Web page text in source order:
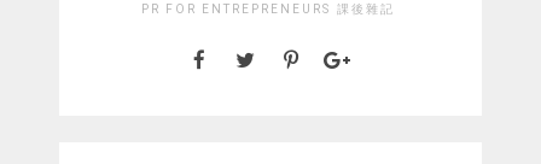
PR FOR ENTREPRENEURS 課後雜記